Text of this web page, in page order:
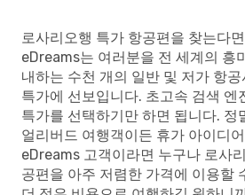
로사리오행 특가 항공편을 찾는다
eDreams는 여러분을 전 세계의 흥
내하는 수천 개의 일반 및 저가 항
특가에 선보입니다. 초고속 검색 엔
특가를 선택하기만 하면 됩니다. 정
얼리버드 여행객이든 휴가 아이디
eDreams 고객이라면 누구나 로사
공편을 아주 저렴한 가격에 이용할